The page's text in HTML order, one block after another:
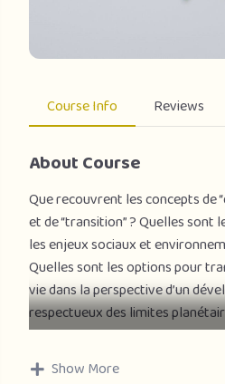
Course Info Reviews
About Course
Que recouvrent les concepts de
et de “transition” ? Quelles sont
les enjeux sociaux et
Quelles sont les options pour
vie dans la perspective d’un
respectueux des limites
approche scientifique et
Show More